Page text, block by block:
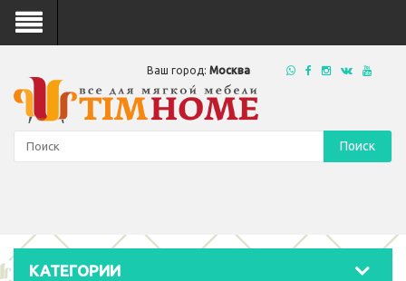
Ваш город: Москва
Поиск
КАТЕГОРИИ